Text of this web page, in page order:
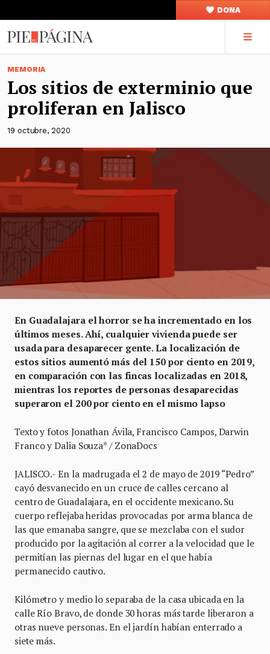
DONA
MEMORIA
Los sitios de exterminio que
proliferan en Jalisco
19 octubre, 2020
En Guadalajara el horror se ha incrementado en los
últimos meses. Ahí, cualquier vivienda puede ser
usada para desaparecer gente. La localización de
estos sitios aumentó más del 150 por ciento en 2019,
en comparación con las fincas localizadas en 2018,
mientras los reportes de personas desaparecidas
superaron el 200 por ciento en el mismo lapso
Texto y fotos Jonathan Ávila, Francisco Campos, Darwin
Franco y Dalia Souza* / ZonaDocs
JALISCO.- En la madrugada el 2 de mayo de 2019 “Pedro”
cayó desvanecido en un cruce de calles cercano al
centro de Guadalajara, en el occidente mexicano. Su
cuerpo reflejaba heridas provocadas por arma blanca de
las que emanaba sangre, que se mezclaba con el sudor
producido por la agitación al correr a la velocidad que le
permitían las piernas del lugar en el que había
permanecido cautivo.
Kilómetro y medio lo separaba de la casa ubicada en la
calle Río Bravo, de donde 30 horas más tarde liberaron a
otras nueve personas. En el jardín habían enterrado a
siete más.